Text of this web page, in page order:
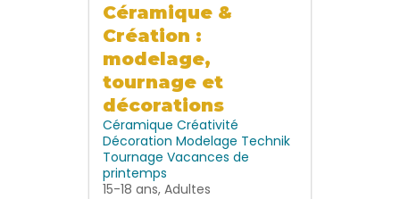
Céramique &
Création :
modelage,
tournage et
décorations
Céramique Créativité
Décoration Modelage Technik
Tournage Vacances de
printemps
15-18 ans, Adultes